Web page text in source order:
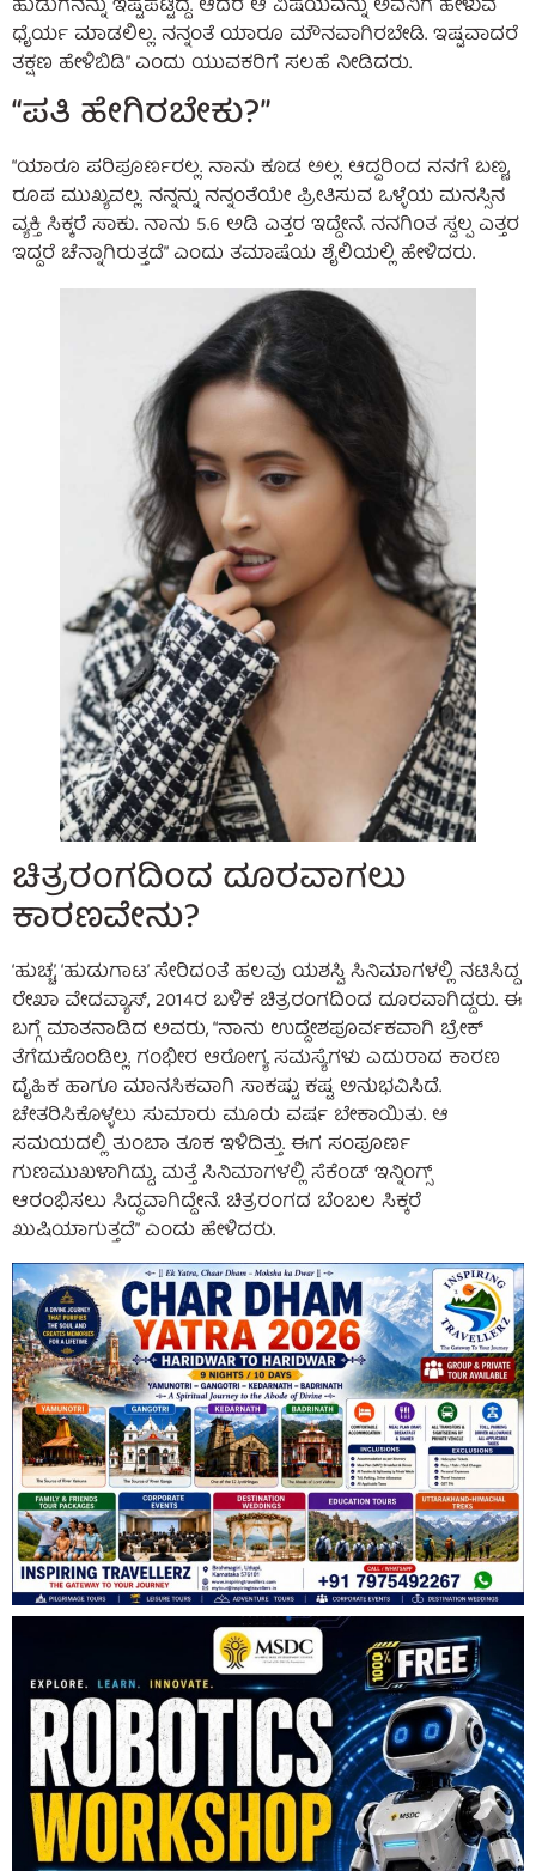
ಹುಡುಗನನ್ನು ಇಷ್ಟಪಟ್ಟಿದ್ದೆ. ಆದರೆ ಆ ವಿಷಯವನ್ನು ಅವನಿಗೆ ಹೇಳುವ
ಧೈರ್ಯ ಮಾಡಲಿಲ್ಲ. ನನ್ನಂತೆ ಯಾರೂ ಮೌನವಾಗಿರಬೇಡಿ. ಇಷ್ಟವಾದರೆ
ತಕ್ಷಣ ಹೇಳಿಬಿಡಿ” ಎಂದು ಯುವಕರಿಗೆ ಸಲಹೆ ನೀಡಿದರು.
“ಪತಿ ಹೇಗಿರಬೇಕು?”
“ಯಾರೂ ಪರಿಪೂರ್ಣರಲ್ಲ. ನಾನು ಕೂಡ ಅಲ್ಲ. ಆದ್ದರಿಂದ ನನಗೆ ಬಣ್ಣ,
ರೂಪ ಮುಖ್ಯವಲ್ಲ. ನನ್ನನ್ನು ನನ್ನಂತೆಯೇ ಪ್ರೀತಿಸುವ ಒಳ್ಳೆಯ ಮನಸ್ಸಿನ
ವ್ಯಕ್ತಿ ಸಿಕ್ಕರೆ ಸಾಕು. ನಾನು 5.6 ಅಡಿ ಎತ್ತರ ಇದ್ದೇನೆ. ನನಗಿಂತ ಸ್ವಲ್ಪ ಎತ್ತರ
ಇದ್ದರೆ ಚೆನ್ನಾಗಿರುತ್ತದೆ” ಎಂದು ತಮಾಷೆಯ ಶೈಲಿಯಲ್ಲಿ ಹೇಳಿದರು.
ಚಿತ್ರರಂಗದಿಂದ ದೂರವಾಗಲು
ಕಾರಣವೇನು?
‘ಹುಚ್ಚ’, ‘ಹುಡುಗಾಟ’ ಸೇರಿದಂತೆ ಹಲವು ಯಶಸ್ವಿ ಸಿನಿಮಾಗಳಲ್ಲಿ ನಟಿಸಿದ್ದ
ರೇಖಾ ವೇದವ್ಯಾಸ್, 2014ರ ಬಳಿಕ ಚಿತ್ರರಂಗದಿಂದ ದೂರವಾಗಿದ್ದರು. ಈ
ಬಗ್ಗೆ ಮಾತನಾಡಿದ ಅವರು, “ನಾನು ಉದ್ದೇಶಪೂರ್ವಕವಾಗಿ ಬ್ರೇಕ್
ತೆಗೆದುಕೊಂಡಿಲ್ಲ. ಗಂಭೀರ ಆರೋಗ್ಯ ಸಮಸ್ಯೆಗಳು ಎದುರಾದ ಕಾರಣ
ದೈಹಿಕ ಹಾಗೂ ಮಾನಸಿಕವಾಗಿ ಸಾಕಷ್ಟು ಕಷ್ಟ ಅನುಭವಿಸಿದೆ.
ಚೇತರಿಸಿಕೊಳ್ಳಲು ಸುಮಾರು ಮೂರು ವರ್ಷ ಬೇಕಾಯಿತು. ಆ
ಸಮಯದಲ್ಲಿ ತುಂಬಾ ತೂಕ ಇಳಿದಿತ್ತು. ಈಗ ಸಂಪೂರ್ಣ
ಗುಣಮುಖಳಾಗಿದ್ದು, ಮತ್ತೆ ಸಿನಿಮಾಗಳಲ್ಲಿ ಸೆಕೆಂಡ್ ಇನ್ನಿಂಗ್ಸ್
ಆರಂಭಿಸಲು ಸಿದ್ಧವಾಗಿದ್ದೇನೆ. ಚಿತ್ರರಂಗದ ಬೆಂಬಲ ಸಿಕ್ಕರೆ
ಖುಷಿಯಾಗುತ್ತದೆ” ಎಂದು ಹೇಳಿದರು.